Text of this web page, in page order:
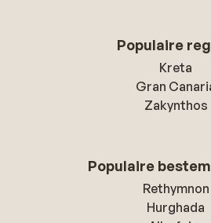
Populaire
Kreta
Gran
Zakynthos
Populaire
Rethymnon
Hurghada